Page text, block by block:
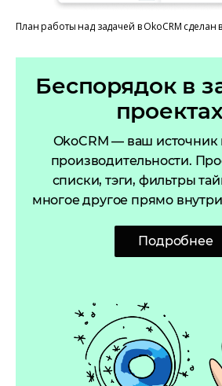
План работы над задачей в OkoCRM сделан
Беспорядок в
OkoCRM — ваш
производительности.
списки, тэги, фильтры
многое другое прямо
Подробнее